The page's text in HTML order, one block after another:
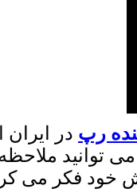
رپ در
توانید
خود فکر می